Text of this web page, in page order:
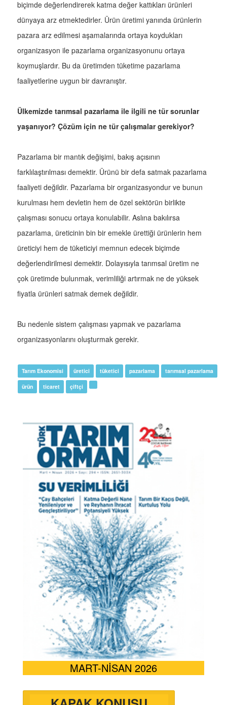
biçimde değerlendirerek katma değer kattıkları ürünleri
dünyaya arz etmektedirler. Ürün üretimi yanında ürünlerin
pazara arz edilmesi aşamalarında ortaya koydukları
organizasyon ile pazarlama organizasyonunu ortaya
koymuşlardır. Bu da üretimden tüketime pazarlama
faaliyetlerine uygun bir davranıştır.
Ülkemizde tarımsal pazarlama ile ilgili ne tür sorunlar
yaşanıyor? Çözüm için ne tür çalışmalar gerekiyor?
Pazarlama bir mantık değişimi, bakış açısının
farklılaştırılması demektir. Ürünü bir defa satmak pazarlama
faaliyeti değildir. Pazarlama bir organizasyondur ve bunun
kurulması hem devletin hem de özel sektörün birlikte
çalışması sonucu ortaya konulabilir. Aslına bakılırsa
pazarlama, üreticinin bin bir emekle ürettiği ürünlerin hem
üreticiyi hem de tüketiciyi memnun edecek biçimde
değerlendirilmesi demektir. Dolayısıyla tarımsal üretim ne
çok üretimde bulunmak, verimliliği artırmak ne de yüksek
fiyatla ürünleri satmak demek değildir.
Bu nedenle sistem çalışması yapmak ve pazarlama
organizasyonlarını oluşturmak gerekir.
Tarım Ekonomisi üretici tüketici pazarlama tarımsal pazarlama
ürün ticaret çiftçi
MART-NİSAN 2026